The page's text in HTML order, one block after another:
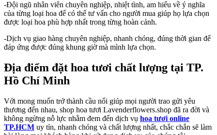
-Đội ngũ nhân viên chuyên nghiệp, nhiệt tình, am hiểu về ý nghĩa
của từng loại hoa để có thể tư vấn cho người mua giúp họ lựa chọn
được loại hoa phù hợp nhất trong từng hoàn cảnh.
-Dịch vụ giao hàng chuyên nghiệp, nhanh chóng, đúng thời gian để
đáp ứng được đúng khung giờ mà mình lựa chọn.
Địa điểm đặt hoa tươi chất lượng tại TP.
Hồ Chí Minh
Với mong muốn trở thành cầu nối giúp mọi người trao gửi yêu
thương đến nhau, shop hoa tươi Lavenderflowers.shop đã ra đời và
không ngừng nỗ lực nhằm đem đến dịch vụ hoa tươi online
TP.HCM uy tín, nhanh chóng và chất lượng nhất, chắc chắn sẽ làm